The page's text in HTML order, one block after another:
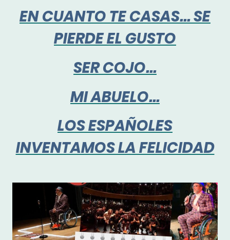
EN CUANTO TE CASAS... SE
PIERDE EL GUSTO
SER COJO...
MI ABUELO...
LOS ESPAÑOLES
INVENTAMOS LA FELICIDAD